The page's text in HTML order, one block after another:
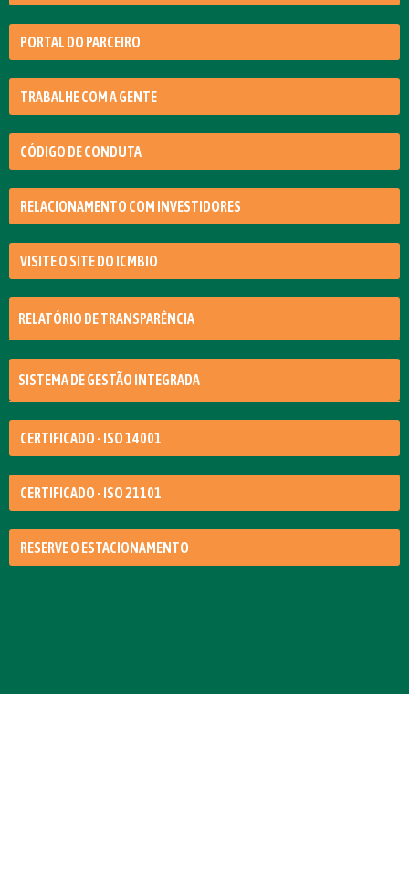
PORTAL DO PARCEIRO
TRABALHE COM A GENTE
CÓDIGO DE CONDUTA
RELACIONAMENTO COM INVESTIDORES
VISITE O SITE DO ICMBIO
RELATÓRIO DE TRANSPARÊNCIA
SISTEMA DE GESTÃO INTEGRADA
CERTIFICADO - ISO 14001
CERTIFICADO - ISO 21101
RESERVE O ESTACIONAMENTO